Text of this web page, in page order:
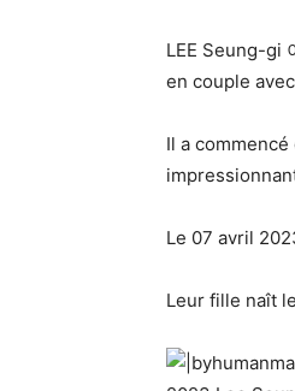
LEE Seung-gi
en couple
Il a commencé
Le 07 avril
Leur fille naît